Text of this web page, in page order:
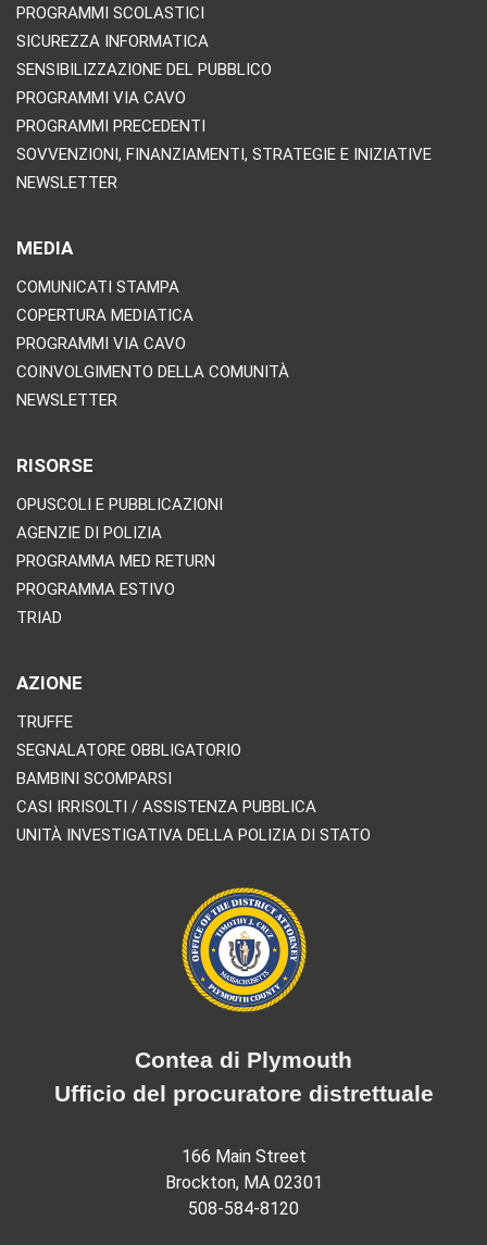
PROGRAMMI SCOLASTICI
SICUREZZA INFORMATICA
SENSIBILIZZAZIONE DEL PUBBLICO
PROGRAMMI VIA CAVO
PROGRAMMI PRECEDENTI
SOVVENZIONI, FINANZIAMENTI, STRATEGIE E INIZIATIVE
NEWSLETTER
MEDIA
COMUNICATI STAMPA
COPERTURA MEDIATICA
PROGRAMMI VIA CAVO
COINVOLGIMENTO DELLA COMUNITÀ
NEWSLETTER
RISORSE
OPUSCOLI E PUBBLICAZIONI
AGENZIE DI POLIZIA
PROGRAMMA MED RETURN
PROGRAMMA ESTIVO
TRIAD
AZIONE
TRUFFE
SEGNALATORE OBBLIGATORIO
BAMBINI SCOMPARSI
CASI IRRISOLTI / ASSISTENZA PUBBLICA
UNITÀ INVESTIGATIVA DELLA POLIZIA DI STATO
Contea di Plymouth
Ufficio del procuratore distrettuale
166 Main Street
Brockton, MA 02301
508-584-8120